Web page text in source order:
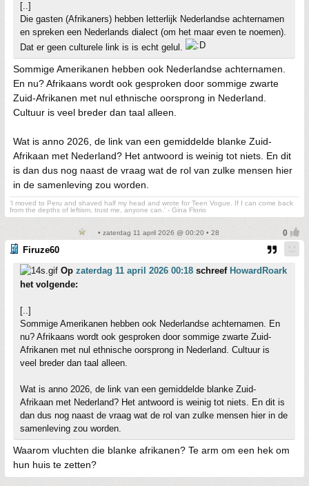
[..]
Die gasten (Afrikaners) hebben letterlijk Nederlandse achternamen
en spreken een Nederlands dialect (om het maar even te noemen).
Dat er geen culturele link is is echt gelul.
Sommige Amerikanen hebben ook Nederlandse achternamen.
En nu? Afrikaans wordt ook gesproken door sommige zwarte
Zuid-Afrikanen met nul ethnische oorsprong in Nederland.
Cultuur is veel breder dan taal alleen.
Wat is anno 2026, de link van een gemiddelde blanke Zuid-
Afrikaan met Nederland? Het antwoord is weinig tot niets. En dit
is dan dus nog naast de vraag wat de rol van zulke mensen hier
in de samenleving zou worden.
'I moved to Peru and shaved half my head and wrote for Teen Vogue. If I can come back
from the depths of leftism, trust me, anyone can.' - Gina Florio
• zaterdag 11 april 2026 @ 00:20 • 28
Firuze60
Op zaterdag 11 april 2026 00:18 schreef HowardRoark
het volgende:
[..]
Sommige Amerikanen hebben ook Nederlandse achternamen. En
nu? Afrikaans wordt ook gesproken door sommige zwarte Zuid-
Afrikanen met nul ethnische oorsprong in Nederland. Cultuur is
veel breder dan taal alleen.
Wat is anno 2026, de link van een gemiddelde blanke Zuid-
Afrikaan met Nederland? Het antwoord is weinig tot niets. En dit is
dan dus nog naast de vraag wat de rol van zulke mensen hier in de
samenleving zou worden.
Waarom vluchten die blanke afrikanen? Te arm om een hek om
hun huis te zetten?